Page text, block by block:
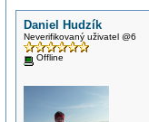
Daniel Hudzík
Neverifikovaný uživatel @6
Offline